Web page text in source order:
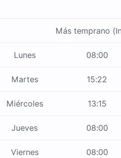
Más temprano
Lunes 08:00
Martes 15:22
Miércoles 13:15
Jueves 08:00
Viernes 08:00